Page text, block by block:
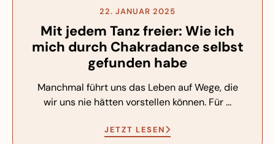
22. JANUAR 2025
Mit jedem Tanz freier: Wie ich
mich durch Chakradance selbst
gefunden habe
Manchmal führt uns das Leben auf Wege, die
wir uns nie hätten vorstellen können. Für ...
JETZT LESEN